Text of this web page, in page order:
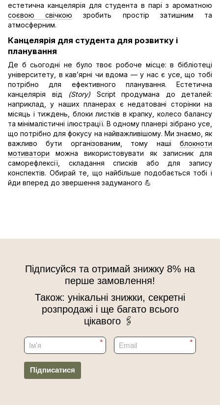
естетична канцелярія для студента в парі з ароматною
соєвою свічкою зробить простір затишним та
атмосферним.
Канцелярія для студента для розвитку і
планування
Де б сьогодні не було твоє робоче місце: в бібліотеці
університету, в кав’ярні чи вдома — у нас є усе, що тобі
потрібно для ефективного планування. Естетична
канцелярія від
(Story) Script продумана до деталей:
наприклад, у наших планерах є недатовані сторінки на
місяць і тиждень, блоки листків в крапку, колесо балансу
та мінімалістичні ілюстрації. В одному планері зібрано усе,
що потрібно для фокусу на найважливішому. Ми знаємо, як
важливо бути організованим, тому наші блокноти
мотиватори можна використовувати як записник для
саморефлексії, складання списків або для запису
конспектів. Обирай те, що найбільше подобається тобі і
йди вперед до звершення задуманого 💪
Підписуйся та отримай знижку 8% на
перше замовлення!
Також: унікальні знижки, секретні
розпродажі і ще багато всього
цікавого 🖇
* *
Підписатися